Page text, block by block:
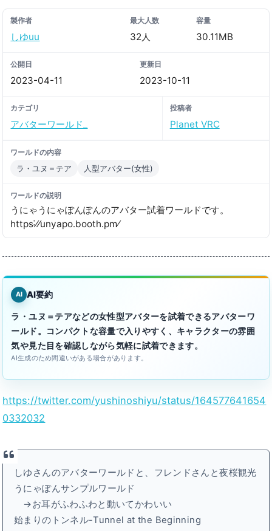
製作者
しゆuu
最大人数
32人
容量
30.11MB
公開日
2023-04-11
更新日
2023-10-11
カテゴリ
アバターワールド_
投稿者
Planet VRC
ワールドの内容
ラ・ユヌ＝テア 人型アバター(女性)
ワールドの説明
うにゃうにゃぽんぽんのアバター試着ワールドです。
https˸⁄⁄unyapo․booth․pm⁄
AI AI要約
ラ・ユヌ＝テアなどの女性型アバターを試着できるアバターワ
ールド。コンパクトな容量で入りやすく、キャラクターの雰囲
気や見た目を確認しながら気軽に試着できます。
AI生成のため間違いがある場合があります。
https://twitter.com/yushinoshiyu/status/164577641654
0332032
しゆさんのアバターワールドと、フレンドさんと夜桜観光
うにゃぽんサンプルワールド
→お耳がふわふわと動いてかわいい
始まりのトンネル-Tunnel at the Beginning